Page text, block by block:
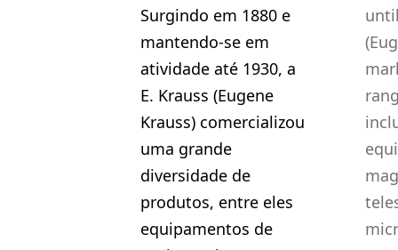
Surgindo em 1880 e
mantendo-se em
atividade até 1930, a
E. Krauss (Eugene
Krauss) comercializou
uma grande
diversidade de
produtos, entre eles
equipamentos de